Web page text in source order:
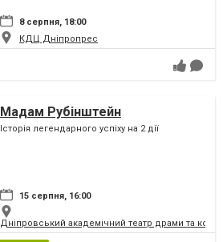
8 серпня, 18:00
КДЦ Дніпропрес
Мадам Рубінштейн
Історія легендарного успіху на 2 дії
15 серпня, 16:00
Дніпровський академічний театр драми та